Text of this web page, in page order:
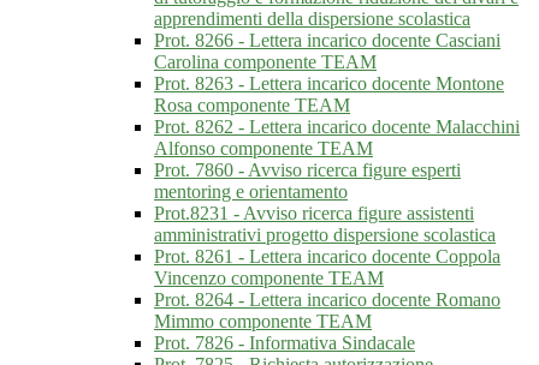
apprendimenti della dispersione scolastica
Prot. 8266 - Lettera incarico docente Casciani
Carolina componente TEAM
Prot. 8263 - Lettera incarico docente Montone
Rosa componente TEAM
Prot. 8262 - Lettera incarico docente Malacchini
Alfonso componente TEAM
Prot. 7860 - Avviso ricerca figure esperti
mentoring e orientamento
Prot.8231 - Avviso ricerca figure assistenti
amministrativi progetto dispersione scolastica
Prot. 8261 - Lettera incarico docente Coppola
Vincenzo componente TEAM
Prot. 8264 - Lettera incarico docente Romano
Mimmo componente TEAM
Prot. 7826 - Informativa Sindacale